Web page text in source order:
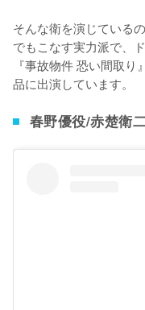
そんな衛を演じている
でもこなす実力派で、
『事故物件 恐い間取
品に出演しています。
春野優役/赤楚衛